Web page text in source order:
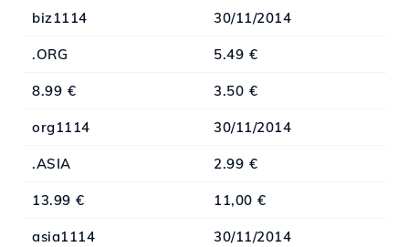
biz1114 30/11/2014
.ORG 5.49 €
8.99 € 3.50 €
org1114 30/11/2014
.ASIA 2.99 €
13.99 € 11,00 €
asia1114 30/11/2014